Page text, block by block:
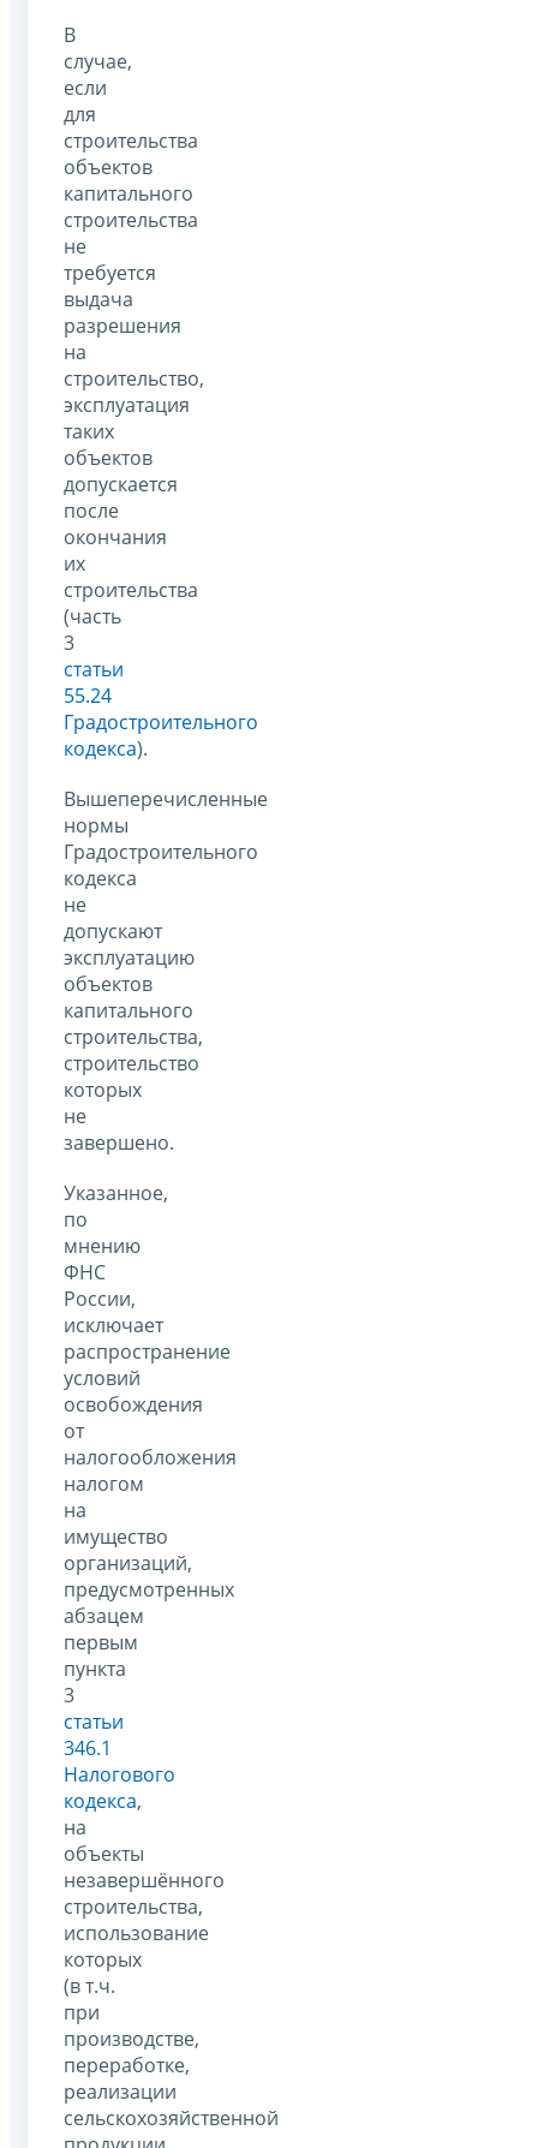
В
случае,
если
для
строительства
объектов
капитального
строительства
не
требуется
выдача
разрешения
на
строительство,
эксплуатация
таких
объектов
допускается
после
окончания
их
строительства
(часть
3
статьи
55.24
Градостроительного
кодекса).
Вышеперечисленные
нормы
Градостроительного
кодекса
не
допускают
эксплуатацию
объектов
капитального
строительства,
строительство
которых
не
завершено.
Указанное,
по
мнению
ФНС
России,
исключает
распространение
условий
освобождения
от
налогообложения
налогом
на
имущество
организаций,
предусмотренных
абзацем
первым
пункта
3
статьи
346.1
Налогового
кодекса,
на
объекты
незавершённого
строительства,
использование
которых
(в т.ч.
при
производстве,
переработке,
реализации
сельскохозяйственной